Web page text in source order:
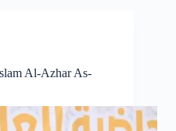
Al-Azhar As-